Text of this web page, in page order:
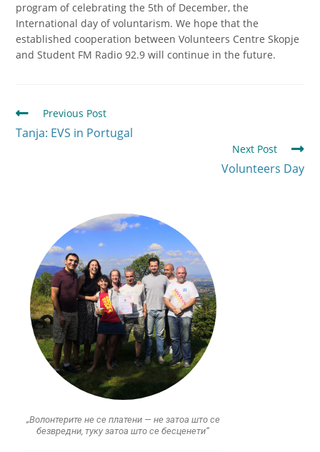
program of celebrating the 5th of December, the
International day of voluntarism. We hope that the
established cooperation between Volunteers Centre Skopje
and Student FM Radio 92.9 will continue in the future.
Previous Post
Tanja: EVS in Portugal
Next Post
Volunteers Day
„Волонтерите не се платени — не затоа што се
безвредни, туку затоа што се бесценети“